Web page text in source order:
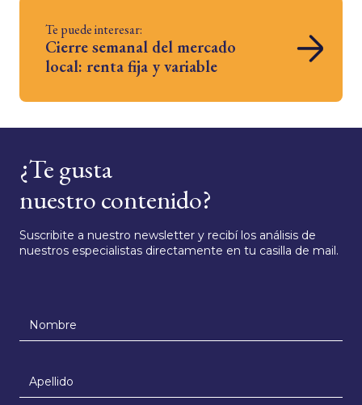
Te puede interesar:
Cierre semanal del mercado
local: renta fija y variable
¿Te gusta
nuestro contenido?
Suscribite a nuestro newsletter y recibí los análisis de
nuestros especialistas directamente en tu casilla de mail.